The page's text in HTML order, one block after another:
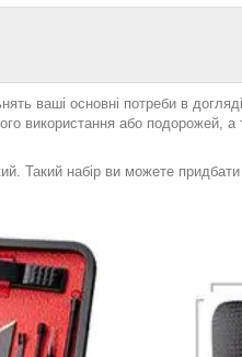
ваші основні потреби в
використання або подорожей,
Такий набір ви можете